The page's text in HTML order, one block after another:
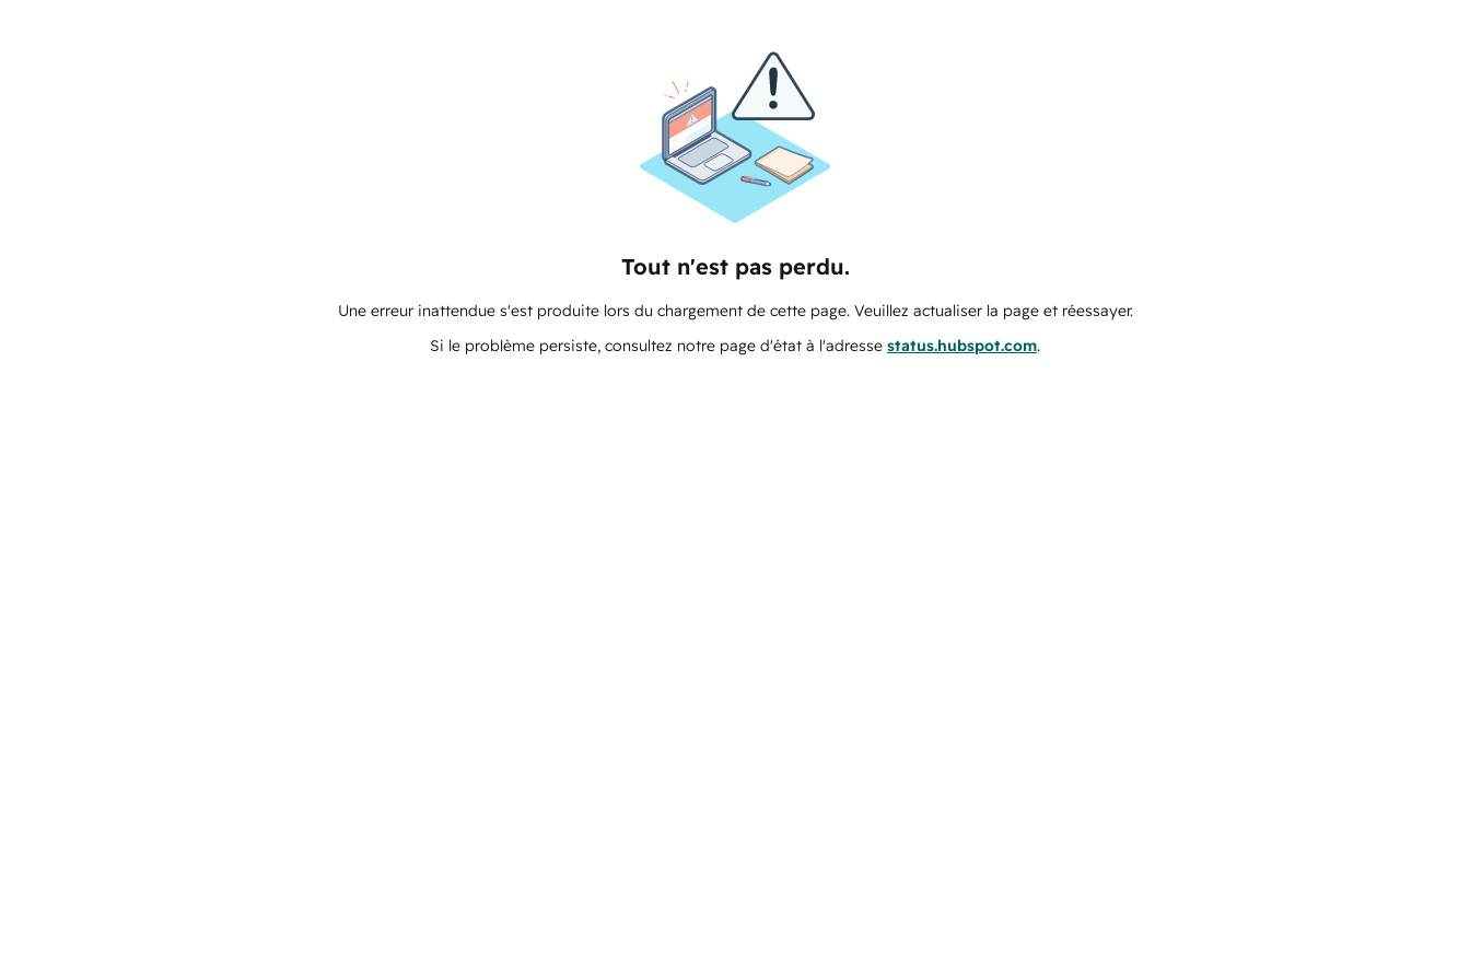
Tout n'est pas perdu.
Une erreur inattendue s'est produite lors du chargement de cette page. Veuillez actualiser la page et réessayer.
Si le problème persiste, consultez notre page d'état à l'adresse status.hubspot.com.